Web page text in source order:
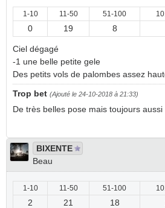
1-10 11-50 51-100
0 19 8
Ciel dégagé
-1 une belle petite gele
Des petits vols de palombes assez
Trop bet (Ajouté le 24-10-2018 à 21:33)
De très belles pose mais toujours
BIXENTE
Beau
1-10 11-50 51-100
2 21 18